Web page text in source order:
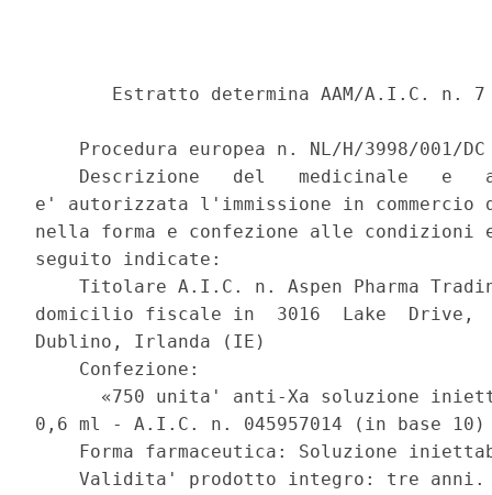
Estratto determina AAM/A.I.C. n.
Procedura europea n. NL/H/3998/001/
Descrizione   del   medicinale   e
e' autorizzata l'immissione in commercio
nella forma e confezione alle
seguito indicate:
Titolare A.I.C. n. Aspen Pharma
domicilio fiscale in  3016  Lake  Drive,
Dublino, Irlanda (IE)
    Confezione:
«750 unita' anti-Xa soluzione
0,6 ml - A.I.C. n. 045957014 (in base 10)
Forma farmaceutica: Soluzione
Validita' prodotto integro: tre